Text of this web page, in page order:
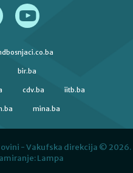
bir.ba
cdv.ba iitb.ba
mina.ba
- Vakufska direkcija © 2026.
Lampa